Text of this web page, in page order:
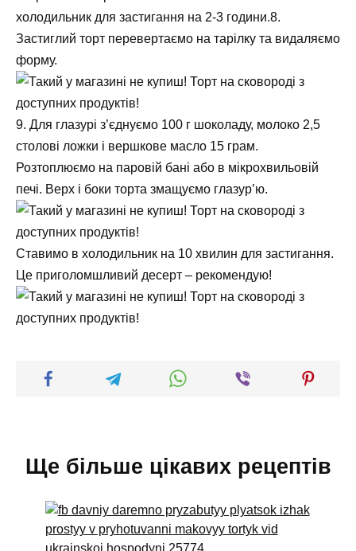
холодильник для застигання на 2-3 години.8.
Застиглий торт перевертаємо на тарілку та видаляємо
форму.
9. Для глазурі з’єднуємо 100 г шоколаду, молоко 2,5
столові ложки і вершкове масло 15 грам.
Розтоплюємо на паровій бані або в мікрохвильовій
печі. Верх і боки торта змащуємо глазур’ю.
Ставимо в холодильник на 10 хвилин для застигання.
Це приголомшливий десерт – рекомендую!
Ще більше цікавих рецептів